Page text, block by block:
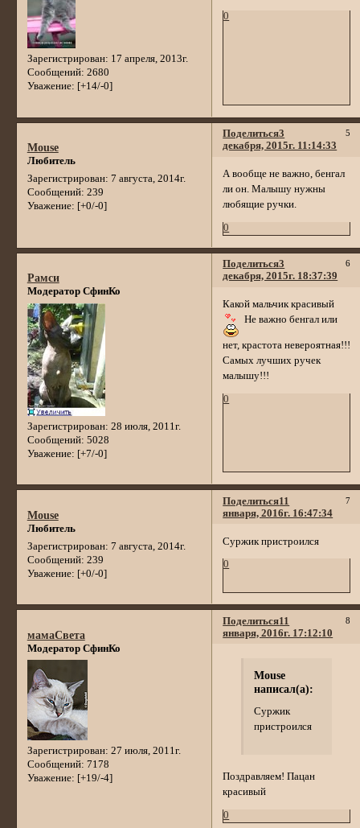
Зарегистрирован: 17 апреля, 2013г.
Сообщений: 2680
Уважение: [+14/-0]
0
Поделиться 5
3
декабря, 2015г. 11:14:33
Mouse
Любитель
Зарегистрирован: 7 августа, 2014г.
Сообщений: 239
Уважение: [+0/-0]
А вообще не важно, бенгал
ли он. Малышу нужны
любящие ручки.
0
Поделиться 6
3
декабря, 2015г. 18:37:39
Рамси
Модератор СфинКо
Зарегистрирован: 28 июля, 2011г.
Сообщений: 5028
Уважение: [+7/-0]
Какой мальчик красивый
Не важно бенгал или
нет, крастота невероятная!!!
Самых лучших ручек
малышу!!!
0
Поделиться 7
11
января, 2016г. 16:47:34
Mouse
Любитель
Зарегистрирован: 7 августа, 2014г.
Сообщений: 239
Уважение: [+0/-0]
Суржик пристроился
0
Поделиться 8
11
января, 2016г. 17:12:10
мамаСвета
Модератор СфинКо
Зарегистрирован: 27 июля, 2011г.
Сообщений: 7178
Уважение: [+19/-4]
Mouse
написал(а):
Суржик
пристроился
Поздравляем! Пацан
красивый
0